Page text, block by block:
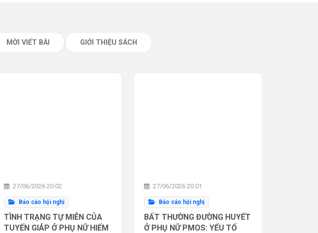
MỜI VIẾT BÀI GIỚI THIỆU SÁCH
27/06/2026 20:02
Báo cáo hội nghị
TÌNH TRẠNG TỰ MIỄN CỦA
TUYẾN GIÁP Ở PHỤ NỮ HIẾM
27/06/2026 20:01
Báo cáo hội nghị
BẤT THƯỜNG ĐƯỜNG HUYẾT
Ở PHỤ NỮ PMOS: YẾU TỐ